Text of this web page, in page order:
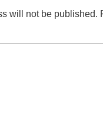
will not be published.